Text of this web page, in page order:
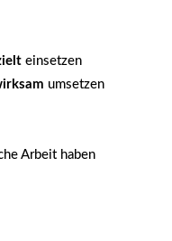
einsetzen
umsetzen
Arbeit haben